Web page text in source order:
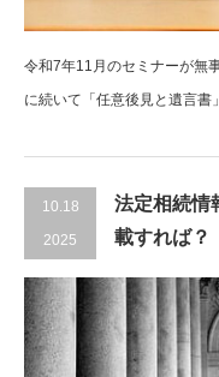
令和7年11月のセミナーが無
に続いて「任意後見と遺言書
10.18
2025
法定相続情
載すれば？